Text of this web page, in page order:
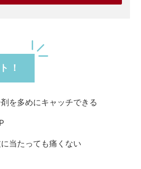
！
を多めにキャッチできる
当たっても痛くない